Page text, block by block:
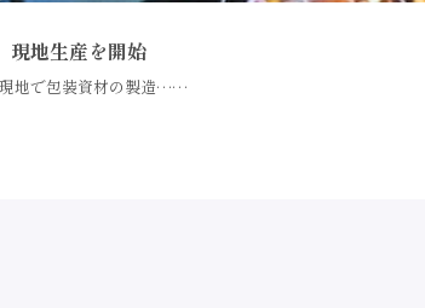
現地生産を開始
現地で包装資材の製造……